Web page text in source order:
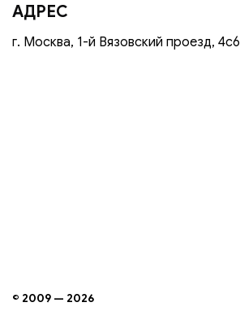
АДРЕС
г. Москва, 1-й Вязовский проезд, 4с6
© 2009 — 2026